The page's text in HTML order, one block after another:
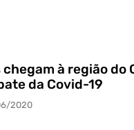
à região do
da Covid-19
2020